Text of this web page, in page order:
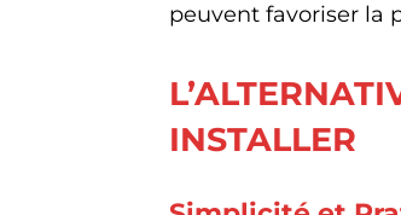
peuvent favoriser la
INSTALLER